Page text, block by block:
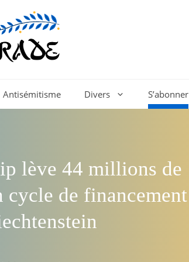
Antisémitisme Divers S’abonner
lève 44 millions de
cycle de financement